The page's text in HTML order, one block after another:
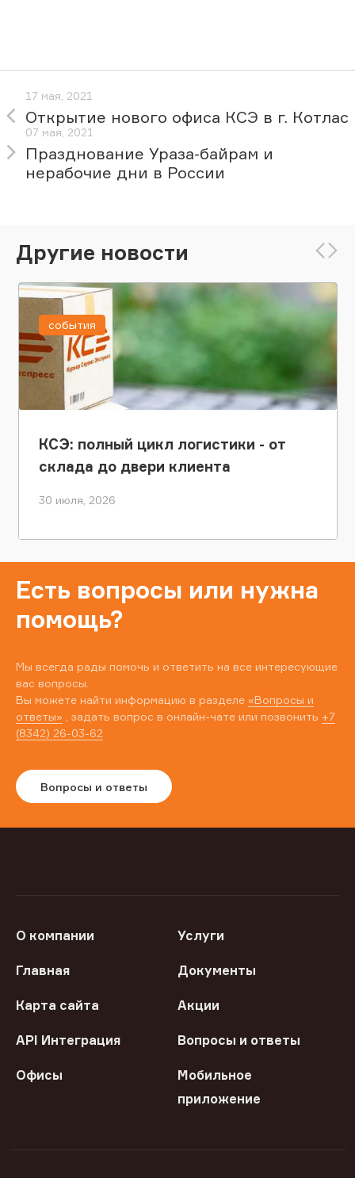
17 мая, 2021
Открытие нового офиса КСЭ в г. Котлас
07 мая, 2021
Празднование Ураза-байрам и
нерабочие дни в России
Другие новости
КСЭ: полный цикл логистики - от
склада до двери клиента
30 июля, 2026
события
Есть вопросы или нужна
помощь?
Мы всегда рады помочь и ответить на все интересующие
вас вопросы.
Вы можете найти информацию в разделе «Вопросы и
ответы» , задать вопрос в онлайн-чате или позвонить +7
(8342) 26-03-62
Вопросы и ответы
О компании Услуги
Главная Документы
Карта сайта Акции
API Интеграция Вопросы и ответы
Офисы
Мобильное
приложение